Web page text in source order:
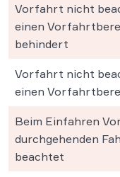
Vorfahrt nicht
einen
behindert
Vorfahrt nicht
einen
Beim Einfahren
durchgehenden
beachtet